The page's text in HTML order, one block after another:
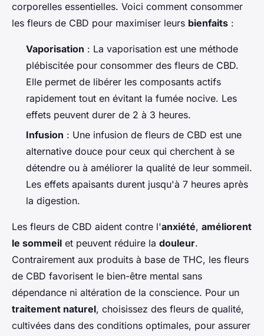
corporelles essentielles. Voici comment consommer
les fleurs de CBD pour maximiser leurs bienfaits :
Vaporisation : La vaporisation est une méthode
plébiscitée pour consommer des fleurs de CBD.
Elle permet de libérer les composants actifs
rapidement tout en évitant la fumée nocive. Les
effets peuvent durer de 2 à 3 heures.
Infusion : Une infusion de fleurs de CBD est une
alternative douce pour ceux qui cherchent à se
détendre ou à améliorer la qualité de leur sommeil.
Les effets apaisants durent jusqu'à 7 heures après
la digestion.
Les fleurs de CBD aident contre l'anxiété, améliorent
le sommeil et peuvent réduire la douleur.
Contrairement aux produits à base de THC, les fleurs
de CBD favorisent le bien-être mental sans
dépendance ni altération de la conscience. Pour un
traitement naturel, choisissez des fleurs de qualité,
cultivées dans des conditions optimales, pour assurer